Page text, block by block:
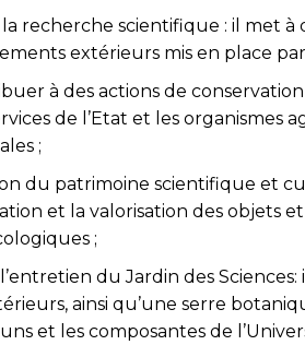
recherche scientifique : il met
extérieurs mis en place
à des actions de
de l’Etat et les
;
du patrimoine scientifique et
et la valorisation des objets
;
du Jardin des
ainsi qu’une serre
et les composantes de